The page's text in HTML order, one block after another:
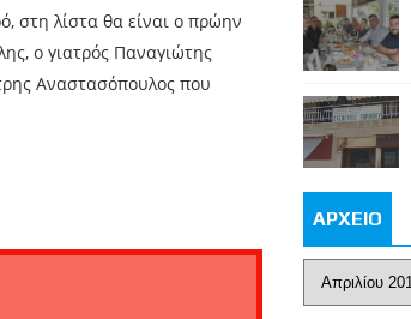
στη λίστα θα είναι ο πρώην
ο γιατρός Παναγιώτης
Αναστασόπουλος που
ΑΡΧΕΙΟ